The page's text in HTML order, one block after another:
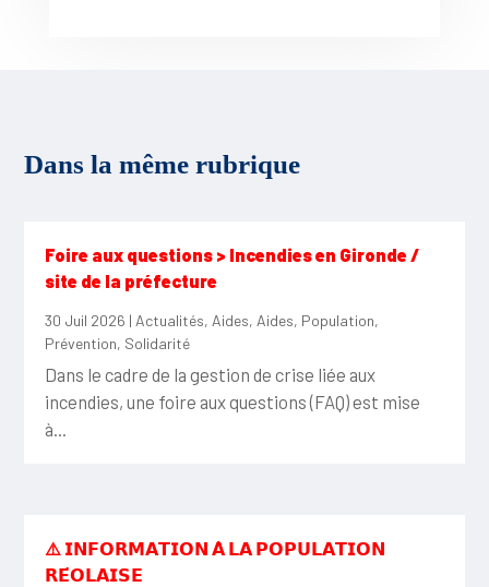
Dans la même rubrique
Foire aux questions > Incendies en Gironde /
site de la préfecture
30 Juil 2026 |Actualités,Aides,Aides, Population,
Prévention, Solidarité
Dans le cadre de la gestion de crise liée aux
incendies, une foire aux questions (FAQ) est mise
à...
⚠️ 𝗜𝗡𝗙𝗢𝗥𝗠𝗔𝗧𝗜𝗢𝗡 𝗔̀ 𝗟𝗔 𝗣𝗢𝗣𝗨𝗟𝗔𝗧𝗜𝗢𝗡
𝗥𝗘́𝗢𝗟𝗔𝗜𝗦𝗘